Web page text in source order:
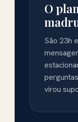
O
São 23h
virou